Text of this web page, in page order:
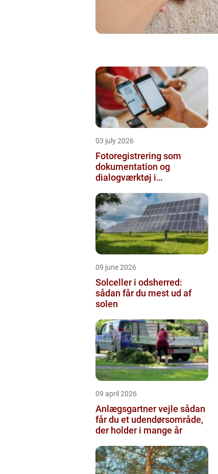
03 july 2026
Fotoregistrering som
dokumentation og
dialogværktøj i
09 june 2026
Solceller i odsherred:
sådan får du mest ud af
solen
09 april 2026
Anlægsgartner vejle sådan
får du et udendørsområde,
der holder i mange år